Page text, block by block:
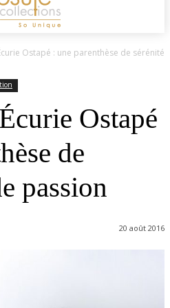
Ostapé : une parenthèse de sérénité
Ostapé
de
passion
20 août 2016